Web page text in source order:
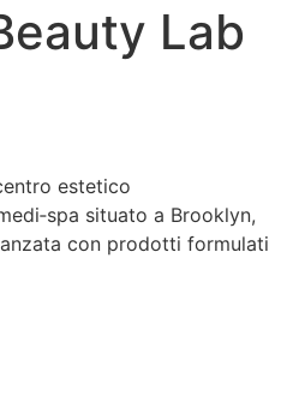
Lab
estetico
situato a Brooklyn,
con prodotti formulati